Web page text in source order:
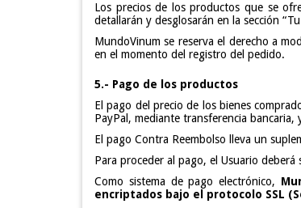
Los precios de los productos que se
detallarán y desglosarán en la sección
MundoVinum se reserva el derecho a
en el momento del registro del pedido.
5.- Pago de los productos
El pago del precio de los bienes
PayPal, mediante transferencia
El pago Contra Reembolso lleva un
Para proceder al pago, el Usuario
Como sistema de pago electrónico,
encriptados bajo el protocolo SSL